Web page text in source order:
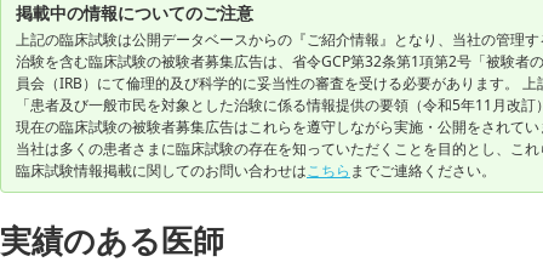
掲載中の情報についてのご注意
上記の臨床試験は公開データベースからの『ご紹介情報』となり、当社の管理
治験を含む臨床試験の被験者募集広告は、省令GCP第32条第1項第2号「被験者
員会（IRB）にて倫理的及び科学的に妥当性の審査を受ける必要があります。
「患者及び一般市民を対象とした治験に係る情報提供の要領（令和5年11月改
現在の臨床試験の被験者募集広告はこれらを遵守しながら実施・公開をされて
当社は多くの患者さまに臨床試験の存在を知っていただくことを目的とし、こ
臨床試験情報掲載に関してのお問い合わせはこちら までご連絡ください。
実績のある医師